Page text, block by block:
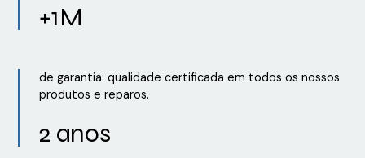
+1M
de garantia: qualidade certificada em todos os nossos
produtos e reparos.
2 anos